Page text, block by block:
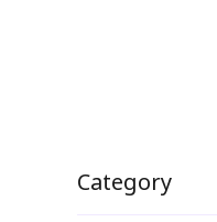
Category